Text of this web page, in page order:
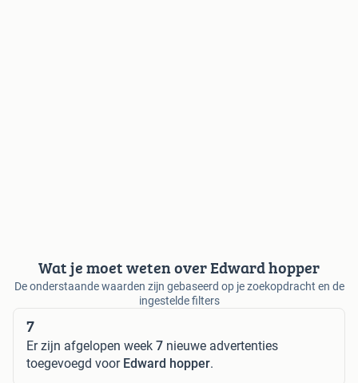
Wat je moet weten over Edward hopper
De onderstaande waarden zijn gebaseerd op je zoekopdracht en de
ingestelde filters
7
Er zijn afgelopen week 7 nieuwe advertenties
toegevoegd voor Edward hopper.